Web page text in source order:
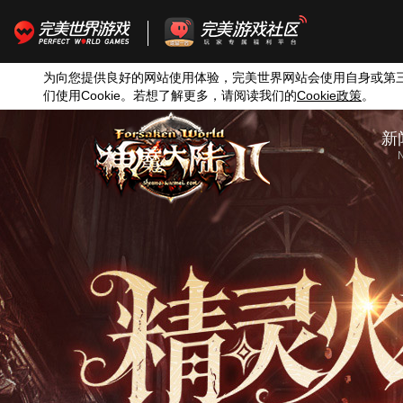
为向您提供良好的网站使用体验，完美世界网站会使用自身或第
们使用Cookie。若想了解更多，请阅读我们的Cookie政策。
新